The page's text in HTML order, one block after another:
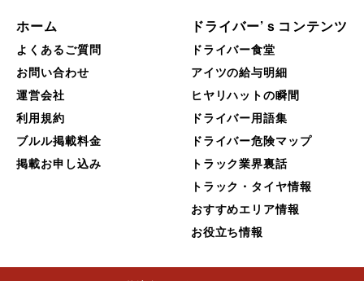
ホーム
よくあるご質問
お問い合わせ
運営会社
利用規約
ブルル掲載料金
掲載お申し込み
ドライバー’ｓコンテンツ
ドライバー食堂
アイツの給与明細
ヒヤリハットの瞬間
ドライバー用語集
ドライバー危険マップ
トラック業界裏話
トラック・タイヤ情報
おすすめエリア情報
お役立ち情報